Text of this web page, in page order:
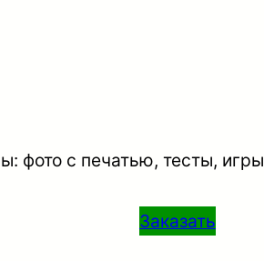
фото с печатью, тесты, игры
Заказать